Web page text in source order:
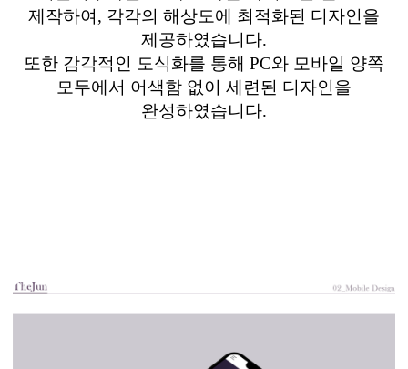
제작하여, 각각의 해상도에 최적화된 디자인을
제공하였습니다.
또한 감각적인 도식화를 통해 PC와 모바일 양쪽
모두에서 어색함 없이 세련된 디자인을
완성하였습니다.